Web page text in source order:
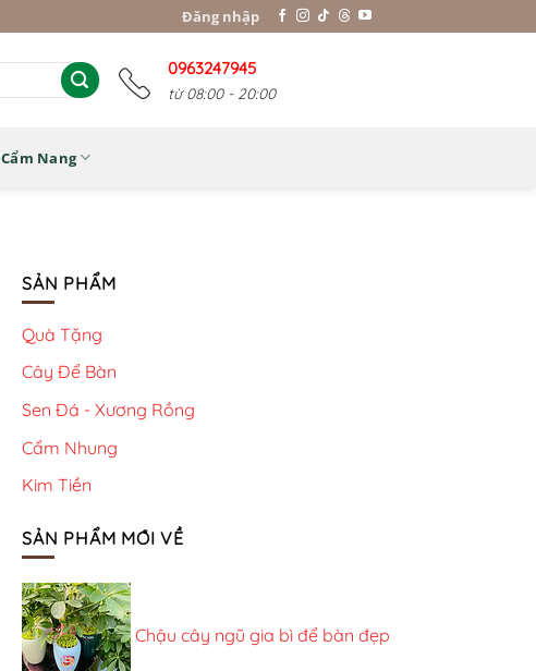
Đăng nhập
0963247945
từ 08:00 - 20:00
Cẩm Nang
SẢN PHẨM
Quà Tặng
Cây Để Bàn
Sen Đá - Xương Rồng
Cẩm Nhung
Kim Tiền
SẢN PHẨM MỚI VỀ
Chậu cây ngũ gia bì để bàn đẹp